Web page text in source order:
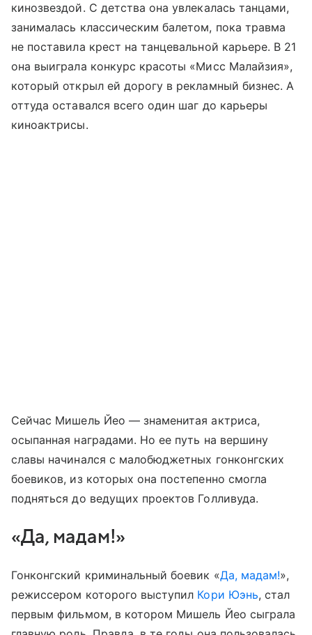
кинозвездой. С детства она увлекалась танцами,
занималась классическим балетом, пока травма
не поставила крест на танцевальной карьере. В 21
она выиграла конкурс красоты «Мисс Малайзия»,
который открыл ей дорогу в рекламный бизнес. А
оттуда оставался всего один шаг до карьеры
киноактрисы.
Сейчас Мишель Йео — знаменитая актриса,
осыпанная наградами. Но ее путь на вершину
славы начинался с малобюджетных гонконгских
боевиков, из которых она постепенно смогла
подняться до ведущих проектов Голливуда.
«Да, мадам!»
Гонконгский криминальный боевик «Да, мадам!»,
режиссером которого выступил Кори Юэнь, стал
первым фильмом, в котором Мишель Йео сыграла